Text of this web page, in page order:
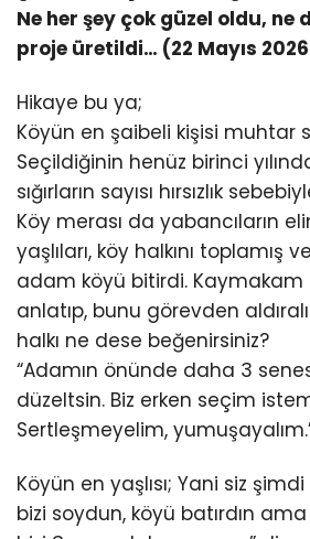
Ne her şey çok güzel oldu, ne
proje üretildi… (22 Mayıs
Hikaye bu ya;
Köyün en şaibeli kişisi muhtar
Seçildiğinin henüz birinci
sığırların sayısı hırsızlık
Köy merası da yabancıların
yaşlıları, köy halkını toplamış
adam köyü bitirdi. Kaymakam
anlatıp, bunu görevden
halkı ne dese beğenirsiniz?
“Adamın önünde daha 3
düzeltsin. Biz erken seçim
Sertleşmeyelim,
Köyün en yaşlısı; Yani siz
bizi soydun, köyü batırdın